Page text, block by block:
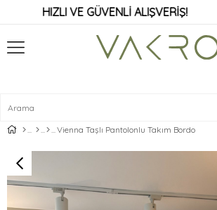
HIZLI VE GÜVENLİ ALIŞVERİŞ!
Vienna Taşlı Pantolonlu Takım Bordo